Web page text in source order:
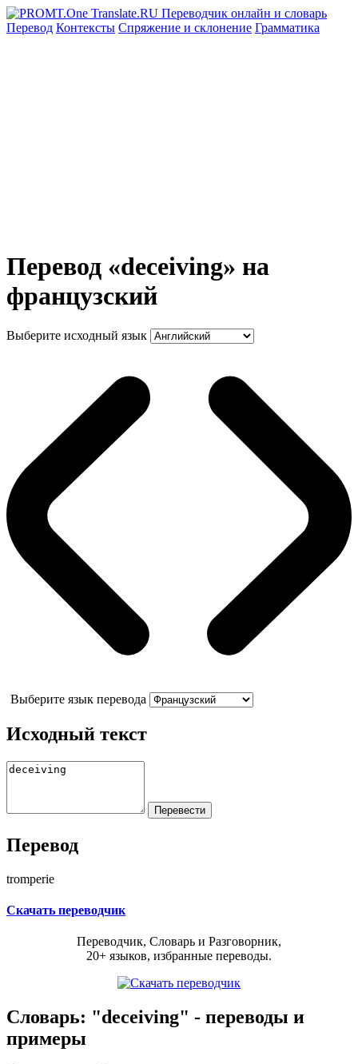
Перевод Контексты Спряжение и склонение Грамматика
Перевод «deceiving» на
французский
Выберите исходный язык
Выберите язык перевода
Исходный текст
Перевод
tromperie
Скачать переводчик
Переводчик, Словарь и Разговорник,
20+ языков, избранные переводы.
Словарь: "deceiving" - переводы и
примеры